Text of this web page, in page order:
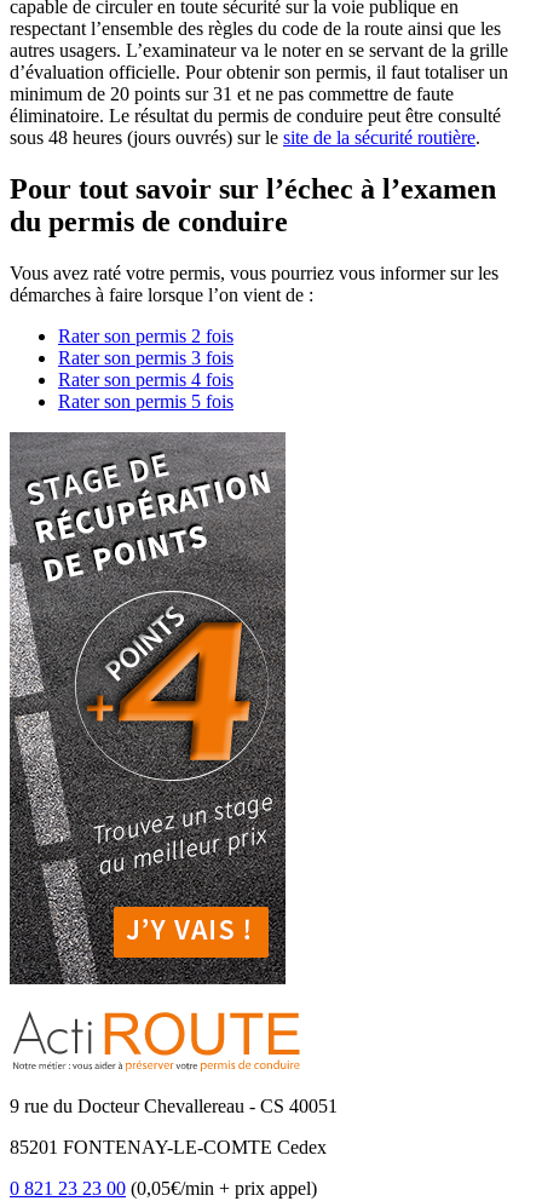
capable de circuler en toute sécurité sur la voie publique en
respectant l’ensemble des règles du code de la route ainsi que les
autres usagers. L’examinateur va le noter en se servant de la grille
d’évaluation officielle. Pour obtenir son permis, il faut totaliser un
minimum de 20 points sur 31 et ne pas commettre de faute
éliminatoire. Le résultat du permis de conduire peut être consulté
sous 48 heures (jours ouvrés) sur le site de la sécurité routière.
Pour tout savoir sur l’échec à l’examen
du permis de conduire
Vous avez raté votre permis, vous pourriez vous informer sur les
démarches à faire lorsque l’on vient de :
Rater son permis 2 fois
Rater son permis 3 fois
Rater son permis 4 fois
Rater son permis 5 fois
9 rue du Docteur Chevallereau - CS 40051
85201 FONTENAY-LE-COMTE Cedex
0 821 23 23 00 (0,05€/min + prix appel)